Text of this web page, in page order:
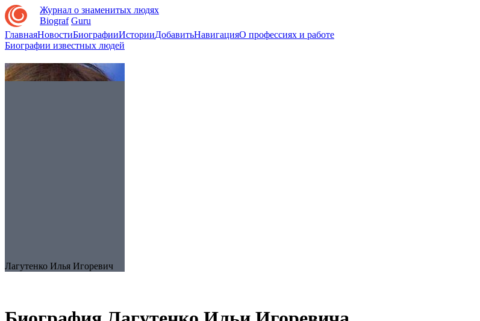
Журнал о знаменитых людях
Biograf Guru
ГлавнаяНовостиБиографииИсторииДобавитьНавигацияО профессиях и работе
Биографии известных людей
Лагутенко Илья Игоревич